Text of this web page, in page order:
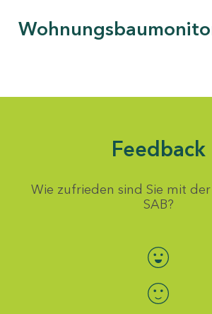
Feedback
Wie zufrieden sind Sie mit
SAB?
Bewertung